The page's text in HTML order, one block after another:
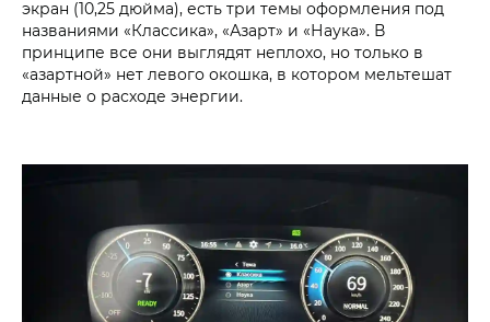
экран (10,25 дюйма), есть три темы оформления под
названиями «Классика», «Азарт» и «Наука». В
принципе все они выглядят неплохо, но только в
«азартной» нет левого окошка, в котором мельтешат
данные о расходе энергии.